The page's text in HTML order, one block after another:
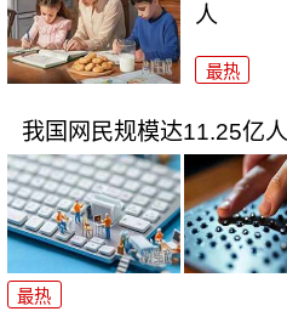
人
最热
我国网民规模达11.25亿人
最热